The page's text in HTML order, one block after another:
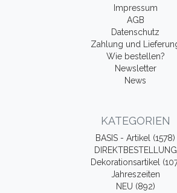
Impressum
AGB
Datenschutz
Zahlung und
Wie bestellen?
Newsletter
News
KATEGORIEN
BASIS - Artikel (1578)
DIREKTBESTELLUNG
Dekorationsartikel
Jahreszeiten
NEU (892)